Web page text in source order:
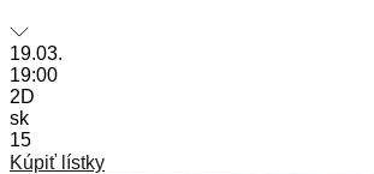
19.03.
19:00
2D
sk
15
Kúpiť lístky